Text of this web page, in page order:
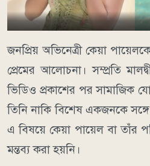
জনপ্রিয় অভিনেত্রী কেয়া
প্রেমের আলোচনা। সম্প্রতি
ভিডিও প্রকাশের পর সামাজিক
তিনি নাকি বিশেষ একজনকে
এ বিষয়ে কেয়া পায়েল বা তাঁর
মন্তব্য করা হয়নি।